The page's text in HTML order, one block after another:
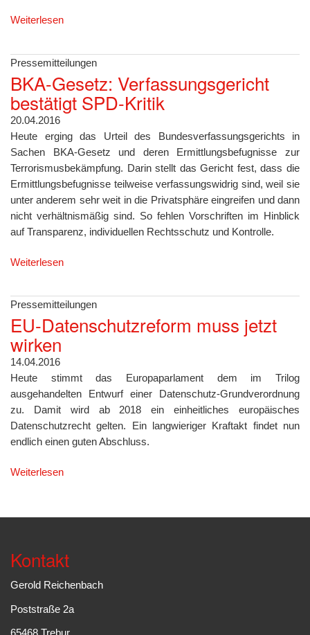
Weiterlesen
Pressemitteilungen
BKA-Gesetz: Verfassungsgericht
bestätigt SPD-Kritik
20.04.2016
Heute erging das Urteil des Bundesverfassungsgerichts in
Sachen BKA-Gesetz und deren Ermittlungsbefugnisse zur
Terrorismusbekämpfung. Darin stellt das Gericht fest, dass die
Ermittlungsbefugnisse teilweise verfassungswidrig sind, weil sie
unter anderem sehr weit in die Privatsphäre eingreifen und dann
nicht verhältnismäßig sind. So fehlen Vorschriften im Hinblick
auf Transparenz, individuellen Rechtsschutz und Kontrolle.
Weiterlesen
Pressemitteilungen
EU-Datenschutzreform muss jetzt
wirken
14.04.2016
Heute stimmt das Europaparlament dem im Trilog
ausgehandelten Entwurf einer Datenschutz-Grundverordnung
zu. Damit wird ab 2018 ein einheitliches europäisches
Datenschutzrecht gelten. Ein langwieriger Kraftakt findet nun
endlich einen guten Abschluss.
Weiterlesen
Kontakt
Gerold Reichenbach
Poststraße 2a
65468 Trebur